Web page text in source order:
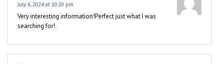
July 6, 2024 at 10:20 pm
Very interesting information!Perfect just what I was
searching for!.